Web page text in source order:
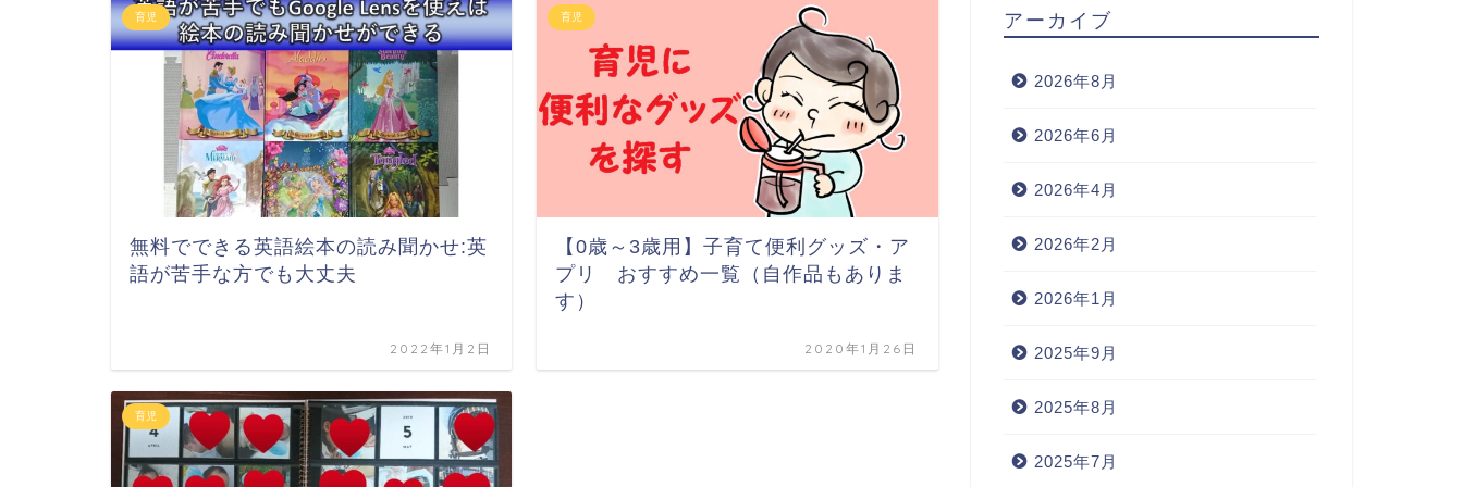
育児
無料でできる英語絵本の読み聞かせ:英
語が苦手な方でも大丈夫
2022年1月2日
育児
【0歳～3歳用】子育て便利グッズ・ア
プリ おすすめ一覧（自作品もありま
す）
2020年1月26日
育児
アーカイブ
2026年8月
2026年6月
2026年4月
2026年2月
2026年1月
2025年9月
2025年8月
2025年7月